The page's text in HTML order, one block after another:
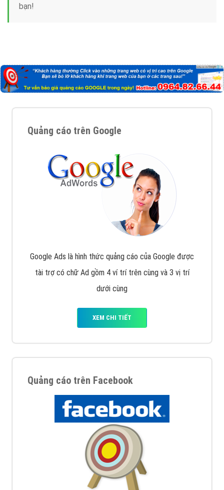
bạn!
Quảng cáo trên Google
Google Ads là hình thức quảng cáo của Google được
tài trợ có chữ Ad gồm 4 ví trí trên cùng và 3 vị trí
dưới cùng
XEM CHI TIẾT
Quảng cáo trên Facebook